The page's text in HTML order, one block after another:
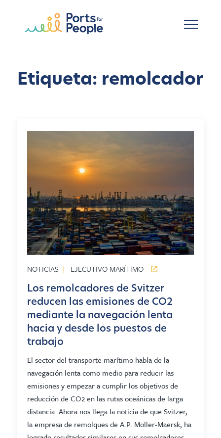
Etiqueta: remolcador
NOTICIAS | EJECUTIVO MARÍTIMO
Los remolcadores de Svitzer
reducen las emisiones de CO2
mediante la navegación lenta
hacia y desde los puestos de
trabajo
El sector del transporte marítimo habla de la
navegación lenta como medio para reducir las
emisiones y empezar a cumplir los objetivos de
reducción de CO2 en las rutas oceánicas de larga
distancia. Ahora nos llega la noticia de que Svitzer,
la empresa de remolques de A.P. Moller-Maersk, ha